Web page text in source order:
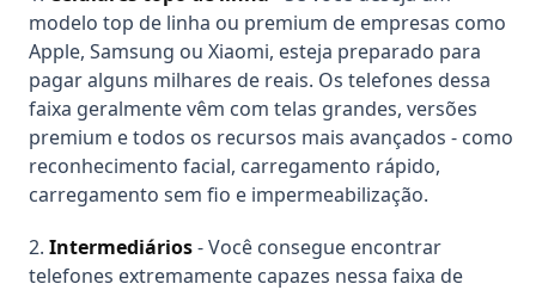
modelo top de linha ou premium de empresas como
Apple, Samsung ou Xiaomi, esteja preparado para
pagar alguns milhares de reais. Os telefones dessa
faixa geralmente vêm com telas grandes, versões
premium e todos os recursos mais avançados - como
reconhecimento facial, carregamento rápido,
carregamento sem fio e impermeabilização.
Intermediários- Você consegue encontrar
telefones extremamente capazes nessa faixa de